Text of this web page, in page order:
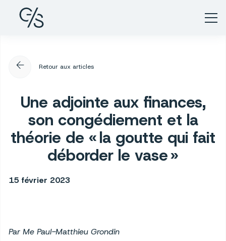
arrow_back Retour aux articles
Une adjointe aux finances,
son congédiement et la
théorie de « la goutte qui fait
déborder le vase »
15 février 2023
Par Me Paul-Matthieu Grondin